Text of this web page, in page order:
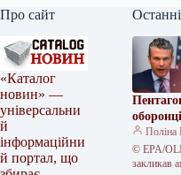
Про сайт
«Каталог
новин» —
універсальни
й
інформаційни
й портал, що
Поліна
© EPA/
закликав